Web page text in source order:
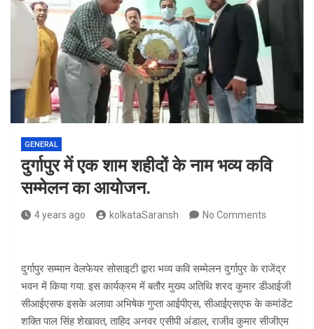
GENERAL
दुर्गापुर में एक शाम शहीदों के नाम भव्य कवि
सम्मेलन का आयोजन.
4 years ago kolkataSaransh No Comments
दुर्गापुर सम्मान वेलफेयर सोसाइटी द्वारा भव्य कवि सम्मेलन दुर्गापुर के राजेंद्र
भवन में किया गया. इस कार्यक्रम में बतौर मुख्य अतिथि शरद कुमार डीआईजी
सीआईएसफ इसके अलावा अभिषेक गुप्ता आईपीएस, सीआईएसएफ के कमांडेंट
शक्ति पाल सिंह शेखावत, ताहिद अनवर एसीपी अंडाल, राजीव कुमार सीजीएम